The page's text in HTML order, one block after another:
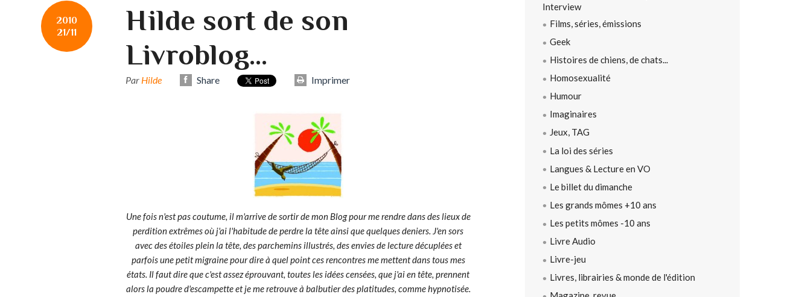
2010
21/11
Hilde sort de son
Livroblog...
Par Hilde Share Imprimer
Une fois n'est pas coutume, il m'arrive de sortir de mon Blog pour me rendre dans des lieux de
perdition extrêmes où j'ai l'habitude de perdre la tête ainsi que quelques deniers. J'en sors
avec des étoiles plein la tête, des parchemins illustrés, des envies de lecture décuplées et
parfois une petit migraine pour dire à quel point ces rencontres me mettent dans tous mes
états. Il faut dire que c'est assez éprouvant, toutes les idées censées, que j'ai en tête, prennent
alors la poudre d'escampette et je me retrouve à balbutier des platitudes, comme hypnotisée.
Interview
Films, séries, émissions
Geek
Histoires de chiens, de chats...
Homosexualité
Humour
Imaginaires
Jeux, TAG
La loi des séries
Langues & Lecture en VO
Le billet du dimanche
Les grands mômes +10 ans
Les petits mômes -10 ans
Livre Audio
Livre-jeu
Livres, librairies & monde de l'édition